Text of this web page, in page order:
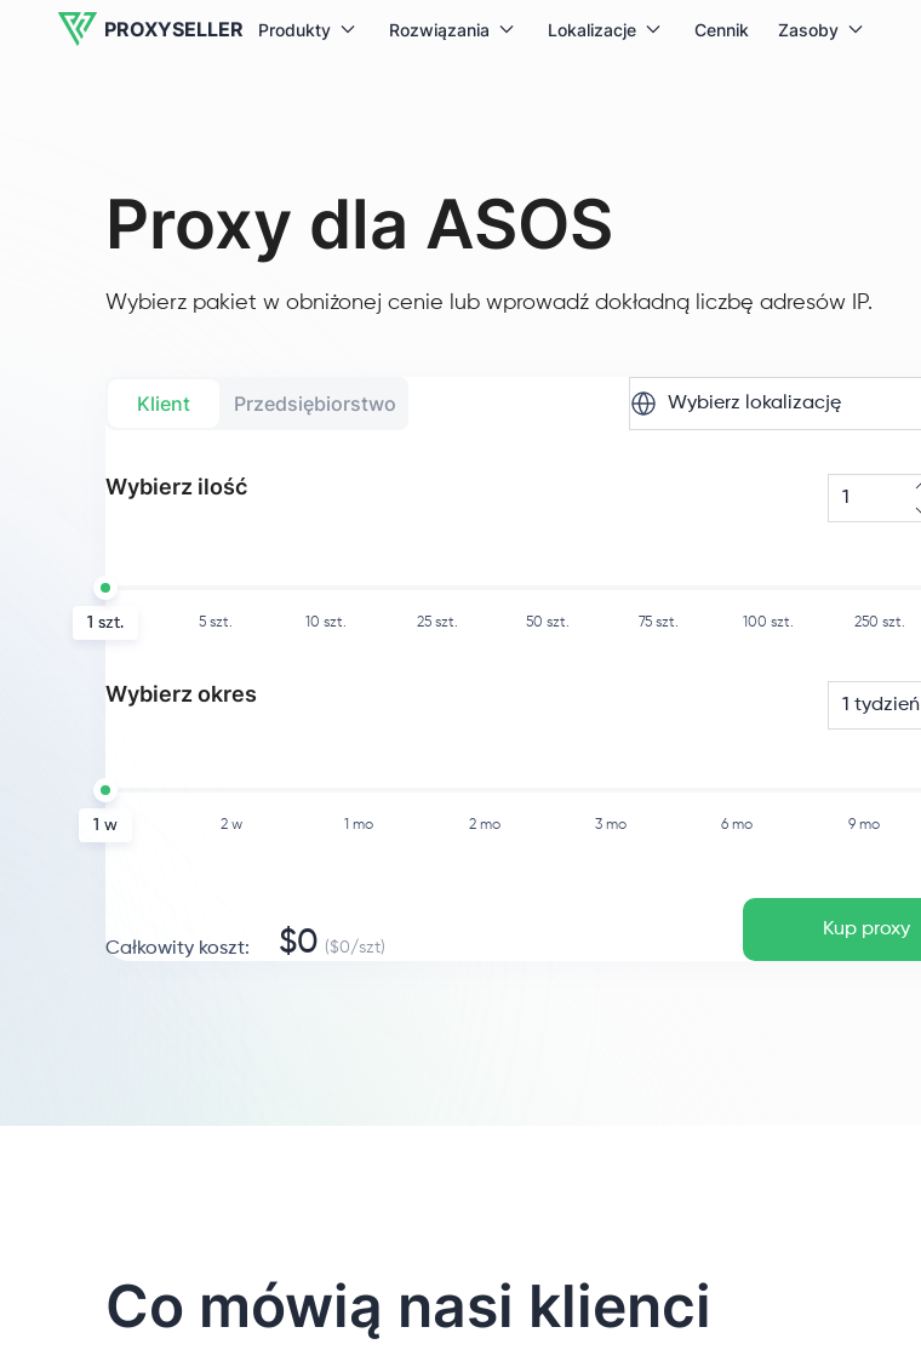
PROXYSELLER Produkty Rozwiązania Lokalizacje Cennik Zasoby
Proxy dla ASOS
Wybierz pakiet w obniżonej cenie lub wprowadź dokładną liczbę adresów IP.
Klient Przedsiębiorstwo Wybierz lokalizację
Wybierz ilość
1 szt. 5 szt. 10 szt. 25 szt. 50 szt. 75 szt. 100 szt. 250 szt.
Wybierz okres 1 tydzień
1 w 2 w 1 mo 2 mo 3 mo 6 mo 9 mo
Całkowity koszt: $0 ($0/szt)
Kup proxy
Co mówią nasi klienci